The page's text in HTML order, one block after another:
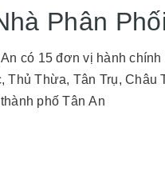
Phân
có 15 đơn vị hành
Thủ Thừa, Tân Trụ,
phố Tân An